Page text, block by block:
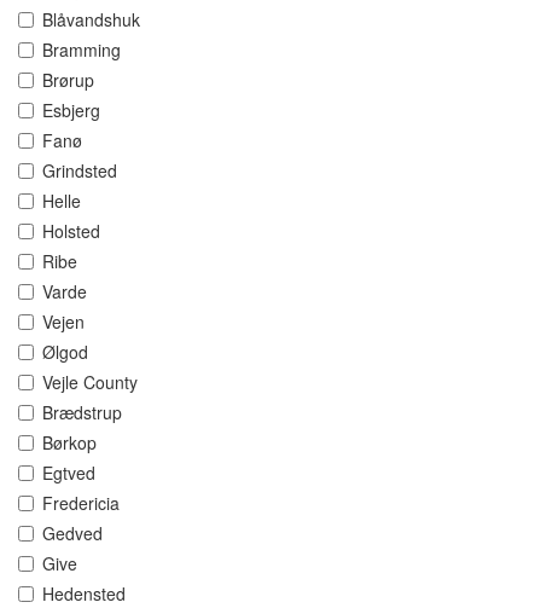
Blåvandshuk
Bramming
Brørup
Esbjerg
Fanø
Grindsted
Helle
Holsted
Ribe
Varde
Vejen
Ølgod
Vejle County
Brædstrup
Børkop
Egtved
Fredericia
Gedved
Give
Hedensted